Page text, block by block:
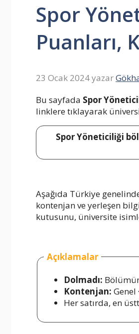
Spor
Puanları,
23 Ocak 2024yazar
Bu sayfada Spor
linklere tıklayarak
Spor Yöneticiliği
Aşağıda Türkiye
kontenjan ve yerleşen
kutusunu, üniversite
Açıklamalar
Dolmadı:
Kontenjan: Genel
Her satırda, en